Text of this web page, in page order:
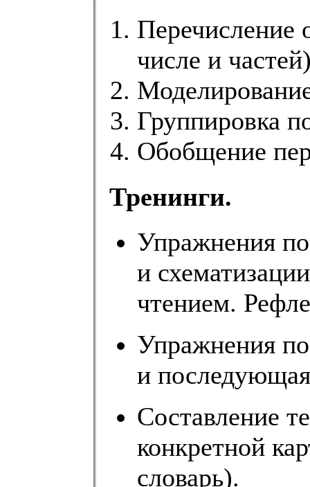
Перечисление
числе и
Группировка
Обобщение
Тренинги.
Упражнения
и
чтением.
Упражнения
и
Составление
конкретной
словарь).